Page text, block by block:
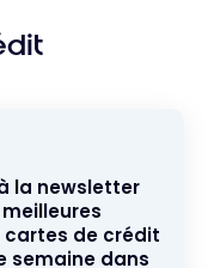
la newsletter
de crédit
semaine dans